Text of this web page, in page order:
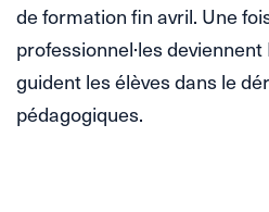
de formation fin avril. Une
professionnel·les
guident les élèves dans le
pédagogiques.